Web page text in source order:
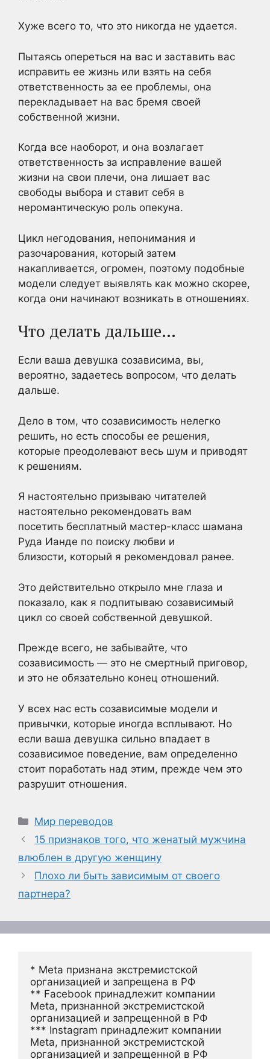
Хуже всего то, что это никогда не удается.
Пытаясь опереться на вас и заставить вас
исправить ее жизнь или взять на себя
ответственность за ее проблемы, она
перекладывает на вас бремя своей
собственной жизни.
Когда все наоборот, и она возлагает
ответственность за исправление вашей
жизни на свои плечи, она лишает вас
свободы выбора и ставит себя в
неромантическую роль опекуна.
Цикл негодования, непонимания и
разочарования, который затем
накапливается, огромен, поэтому подобные
модели следует выявлять как можно скорее,
когда они начинают возникать в отношениях.
Что делать дальше…
Если ваша девушка созависима, вы,
вероятно, задаетесь вопросом, что делать
дальше.
Дело в том, что созависимость нелегко
решить, но есть способы ее решения,
которые преодолевают весь шум и приводят
к решениям.
Я настоятельно призываю читателей
настоятельно рекомендовать вам
посетить бесплатный мастер-класс шамана
Руда Ианде по поиску любви и
близости, который я рекомендовал ранее.
Это действительно открыло мне глаза и
показало, как я подпитываю созависимый
цикл со своей собственной девушкой.
Прежде всего, не забывайте, что
созависимость — это не смертный приговор,
и это не обязательно конец отношений.
У всех нас есть созависимые модели и
привычки, которые иногда всплывают. Но
если ваша девушка сильно впадает в
созависимое поведение, вам определенно
стоит поработать над этим, прежде чем это
разрушит отношения.
Рубрики
Мир переводов
15 признаков того, что женатый мужчина
влюблен в другую женщину
Плохо ли быть зависимым от своего
партнера?
* Meta признана экстремистской
организацией и запрещена в РФ
** Facebook принадлежит компании
Meta, признанной экстремистской
организацией и запрещенной в РФ
*** Instagram принадлежит компании
Meta, признанной экстремистской
организацией и запрещенной в РФ